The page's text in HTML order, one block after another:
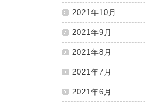
2021年10月
2021年9月
2021年8月
2021年7月
2021年6月